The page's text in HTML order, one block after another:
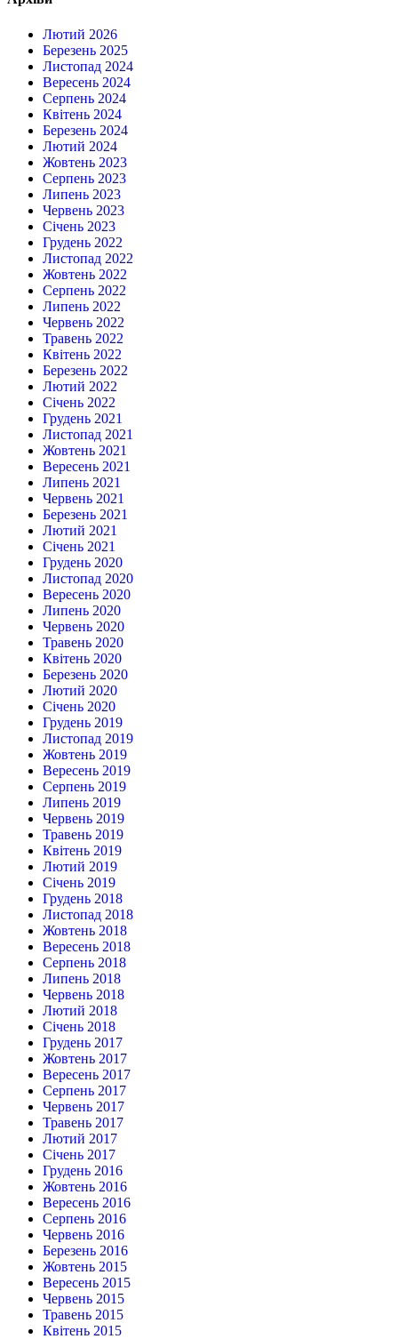
Лютий 2026
Березень 2025
Листопад 2024
Вересень 2024
Серпень 2024
Квітень 2024
Березень 2024
Лютий 2024
Жовтень 2023
Серпень 2023
Липень 2023
Червень 2023
Січень 2023
Грудень 2022
Листопад 2022
Жовтень 2022
Серпень 2022
Липень 2022
Червень 2022
Травень 2022
Квітень 2022
Березень 2022
Лютий 2022
Січень 2022
Грудень 2021
Листопад 2021
Жовтень 2021
Вересень 2021
Липень 2021
Червень 2021
Березень 2021
Лютий 2021
Січень 2021
Грудень 2020
Листопад 2020
Вересень 2020
Липень 2020
Червень 2020
Травень 2020
Квітень 2020
Березень 2020
Лютий 2020
Січень 2020
Грудень 2019
Листопад 2019
Жовтень 2019
Вересень 2019
Серпень 2019
Липень 2019
Червень 2019
Травень 2019
Квітень 2019
Лютий 2019
Січень 2019
Грудень 2018
Листопад 2018
Жовтень 2018
Вересень 2018
Серпень 2018
Липень 2018
Червень 2018
Лютий 2018
Січень 2018
Грудень 2017
Жовтень 2017
Вересень 2017
Серпень 2017
Червень 2017
Травень 2017
Лютий 2017
Січень 2017
Грудень 2016
Жовтень 2016
Вересень 2016
Серпень 2016
Червень 2016
Березень 2016
Жовтень 2015
Вересень 2015
Червень 2015
Травень 2015
Квітень 2015